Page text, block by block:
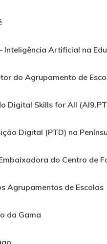
Inteligência Artificial na
do Agrupamento de
Digital Skills for All
Digital (PTD) na
do Centro de
Agrupamentos de Escolas
da Gama